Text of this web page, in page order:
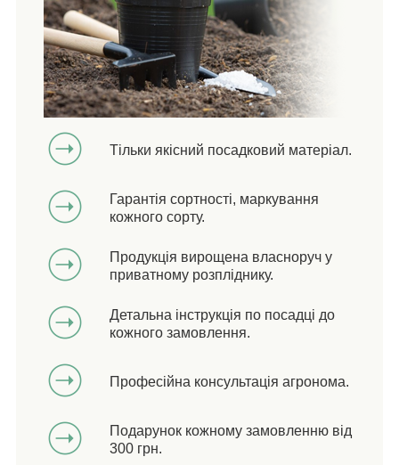
Тільки якісний посадковий матеріал.
Гарантія сортності, маркування
кожного сорту.
Продукція вирощена власноруч у
приватному розпліднику.
Детальна інструкція по посадці до
кожного замовлення.
Професійна консультація агронома.
Подарунок кожному замовленню від
300 грн.